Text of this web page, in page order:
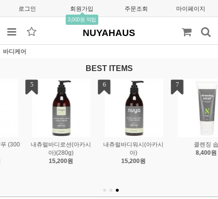
로그인 회원가입
3,000원 적립
주문조회 마이페이지
NUYAHAUS
바디케어
BEST ITEMS
카시
7
클렌징 솝
8,400원